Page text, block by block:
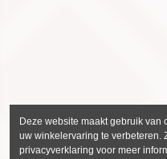
Deze website maakt gebruik van
uw winkelervaring te verbeteren.
privacyverklaring voor meer